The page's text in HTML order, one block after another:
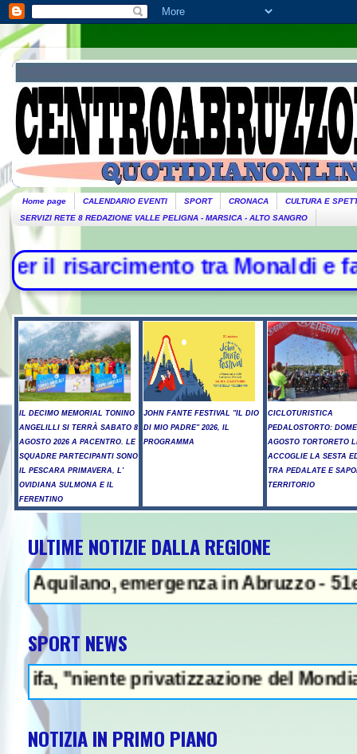
Home page CALENDARIO EVENTI SPORT CRONACA
CULTURA E
SERVIZI RETE 8 REDAZIONE VALLE PELIGNA - MARSICA - ALTO SANGRO
tra Monaldi e
IL DECIMO MEMORIAL TONINO
ANGELILLI SI TERRÀ SABATO 8
AGOSTO 2026 A PACENTRO. LE
SQUADRE PARTECIPANTI SONO
IL PESCARA PRIMAVERA, L'
OVIDIANA SULMONA E IL
FERENTINO
JOHN FANTE FESTIVAL "IL DIO
DI MIO PADRE" 2026, IL
PROGRAMMA
CICLOTURISTICA
PEDALOSTORTO:
AGOSTO TORTORETO
ACCOGLIE LA SESTA
TRA PEDALATE E
TERRITORIO
ULTIME NOTIZIE DALLA REGIONE
emergenza in Abruzzo - 51enne
SPORT NEWS
privatizzazione del Mondiale"-
NOTIZIA IN PRIMO PIANO
NEWS IN